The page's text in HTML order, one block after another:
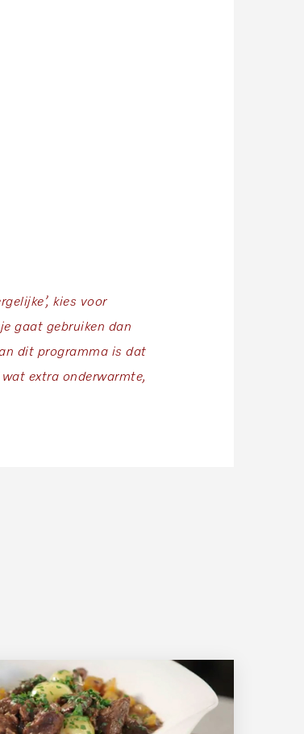
kies voor
gaat gebruiken dan
dit programma is dat
extra onderwarmte,